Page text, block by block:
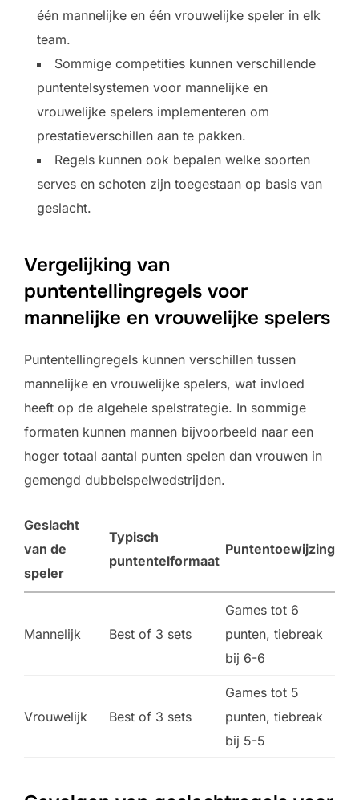
één mannelijke en één vrouwelijke speler in elk
team.
Sommige competities kunnen verschillende
puntentelsystemen voor mannelijke en
vrouwelijke spelers implementeren om
prestatieverschillen aan te pakken.
Regels kunnen ook bepalen welke soorten
serves en schoten zijn toegestaan op basis van
geslacht.
Vergelijking van
puntentellingregels voor
mannelijke en vrouwelijke spelers
Puntentellingregels kunnen verschillen tussen
mannelijke en vrouwelijke spelers, wat invloed
heeft op de algehele spelstrategie. In sommige
formaten kunnen mannen bijvoorbeeld naar een
hoger totaal aantal punten spelen dan vrouwen in
gemengd dubbelspelwedstrijden.
Geslacht
van de
speler
Typisch
puntentelformaat
Puntentoewijzing
Mannelijk Best of 3 sets
Games tot 6
punten, tiebreak
bij 6-6
Vrouwelijk Best of 3 sets
Games tot 5
punten, tiebreak
bij 5-5